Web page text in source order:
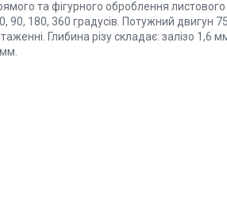
та фігурного оброблення
180, 360 градусів. Потужний двигун
Глибина різу складає: залізо 1,6